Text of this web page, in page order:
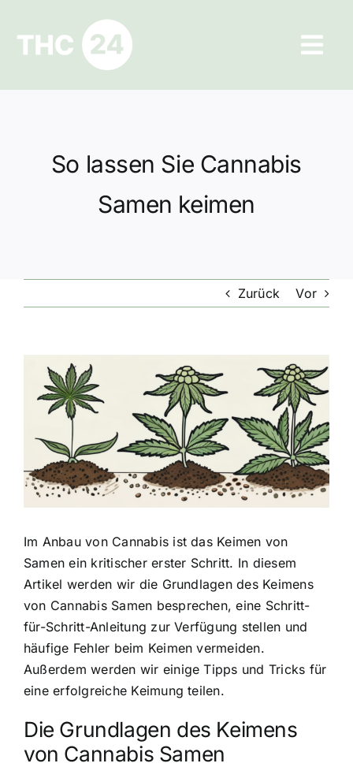
springen
Ratgeber
So lassen Sie Cannabis
Samen keimen
Zurück Vor
Zeige
grösseres
Im Anbau von Cannabis ist das Keimen von
Samen ein kritischer erster Schritt. In diesem
Artikel werden wir die Grundlagen des Keimens
von Cannabis Samen besprechen, eine Schritt-
für-Schritt-Anleitung zur Verfügung stellen und
häufige Fehler beim Keimen vermeiden.
Außerdem werden wir einige Tipps und Tricks für
eine erfolgreiche Keimung teilen.
Die Grundlagen des Keimens
von Cannabis Samen